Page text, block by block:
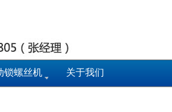
锁螺丝机 关于我们